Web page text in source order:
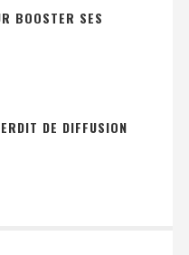
BOOSTER SES
DE DIFFUSION